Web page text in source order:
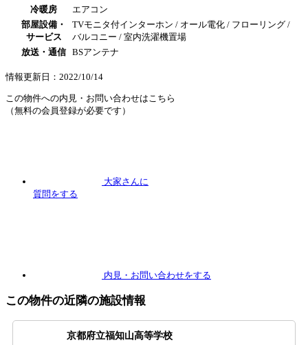
冷暖房
エアコン
部屋設備・
サービス
TVモニタ付インターホン / オール電化 / フローリング /
バルコニー / 室内洗濯機置場
放送・通信 BSアンテナ
情報更新日：2022/10/14
この物件への内見・お問い合わせはこちら
（無料の会員登録が必要です）
大家さんに
質問をする
内見 ・お問い合わせをする
この物件の近隣の施設情報
京都府立福知山高等学校